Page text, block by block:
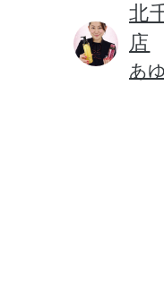
北
店
あ